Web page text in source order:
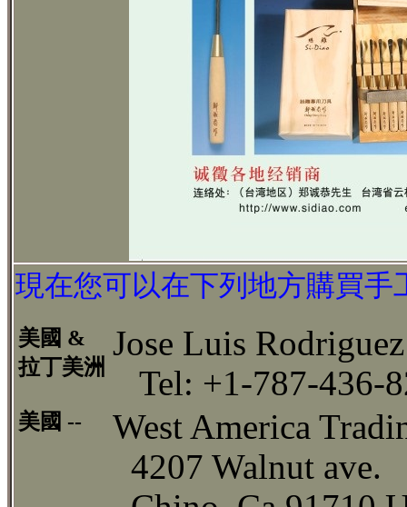
現在您可以在下列地方購買手
美國 &
拉丁美洲
Jose Luis
Tel: +1-787-436-
美國 --
West America
4207 Walnut ave.